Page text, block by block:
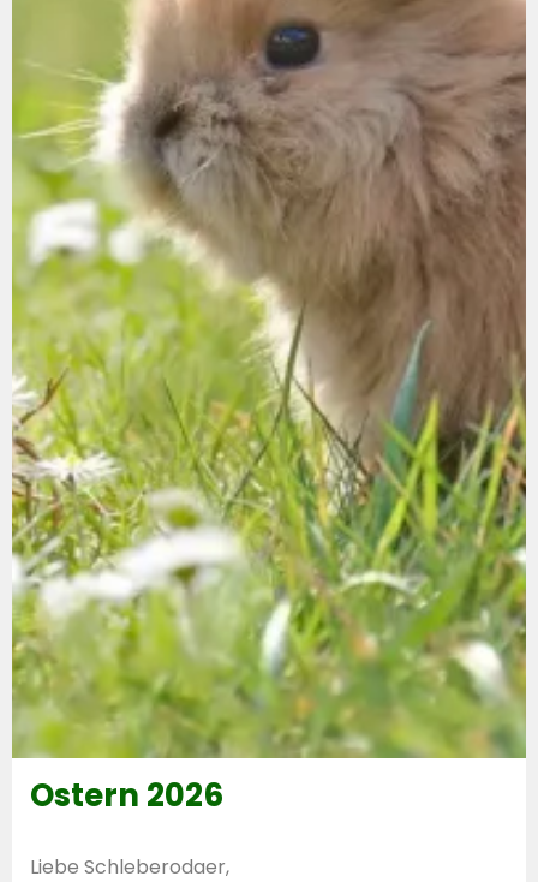
Ostern 2026
Liebe Schleberodaer,